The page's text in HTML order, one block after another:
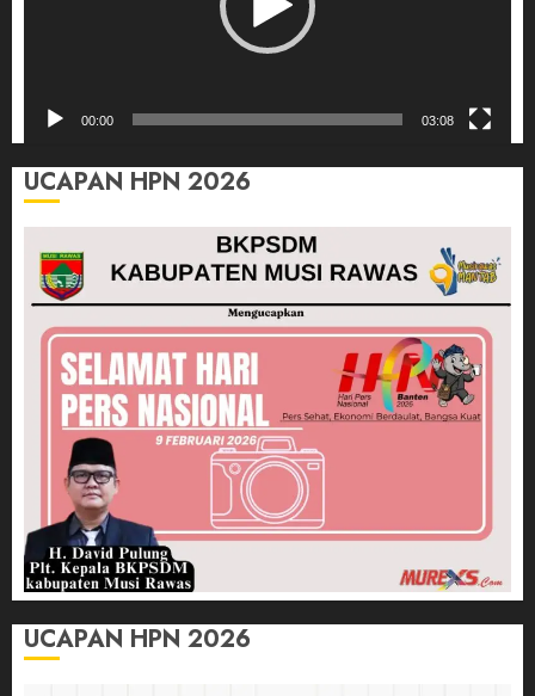
00:00 03:08
UCAPAN HPN 2026
UCAPAN HPN 2026